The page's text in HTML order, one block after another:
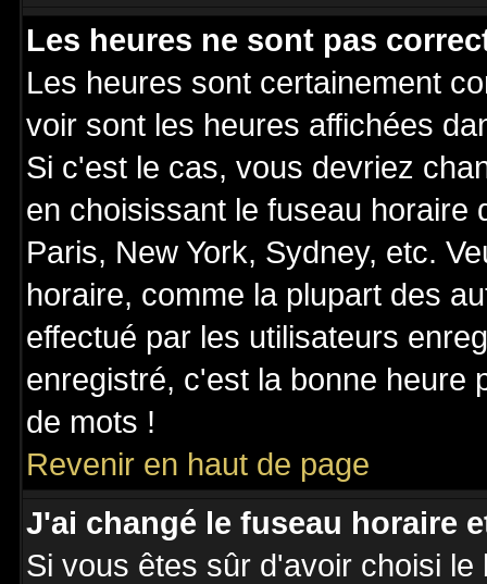
Les heures ne sont pas
Les heures sont certainement
voir sont les heures affichées
Si c'est le cas, vous devriez
en choisissant le fuseau horaire
Paris, New York, Sydney, etc.
horaire, comme la plupart des
effectué par les utilisateurs
enregistré, c'est la bonne heure
de mots !
Revenir en haut de page
J'ai changé le fuseau horaire
Si vous êtes sûr d'avoir choisi